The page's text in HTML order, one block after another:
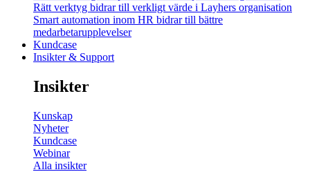
Rätt verktyg bidrar till verkligt värde i Layhers organisation
Smart automation inom HR bidrar till bättre
medarbetarupplevelser
Kundcase
Insikter & Support
Insikter
Kunskap
Nyheter
Kundcase
Webinar
Alla insikter